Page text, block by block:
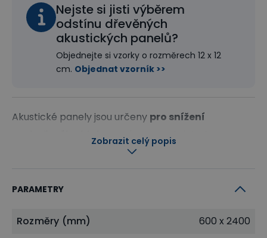
Nejste si jisti výběrem
odstínu dřevěných
akustických panelů?
Objednejte si vzorky o rozměrech 12 x 12
cm. Objednat vzorník >>
Akustické panely jsou určeny pro snížení
nadměrného hluku
v místnostech, jako jsou
například kanceláře, bytové prostory, haly, učebny,
recepce, ale třeba i obývací pokoje. Panely pohlcují
tak klidné prostředí bez nepříjemných nežádoucích
Zobrazit celý popis
PARAMETRY
Rozměry (mm) 600 x 2400